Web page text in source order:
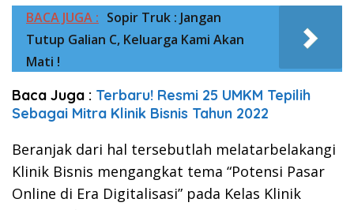
BACA JUGA : Sopir Truk : Jangan
Tutup Galian C, Keluarga Kami Akan
Mati !
Baca Juga : Terbaru! Resmi 25 UMKM Tepilih
Sebagai Mitra Klinik Bisnis Tahun 2022
Beranjak dari hal tersebutlah melatarbelakangi
Klinik Bisnis mengangkat tema “Potensi Pasar
Online di Era Digitalisasi” pada Kelas Klinik